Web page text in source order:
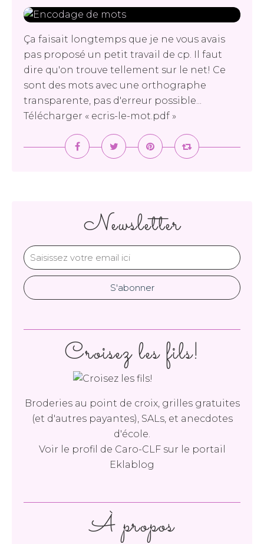
Ça faisait longtemps que je ne vous avais
pas proposé un petit travail de cp. Il faut
dire qu'on trouve tellement sur le net! Ce
sont des mots avec une orthographe
transparente, pas d'erreur possible...
Télécharger « ecris-le-mot.pdf »
Newsletter
Croisez les fils!
Broderies au point de croix, grilles gratuites
(et d'autres payantes), SALs, et anecdotes
d'école.
Voir le profil de Caro-CLFsur le portail
Eklablog
À propos